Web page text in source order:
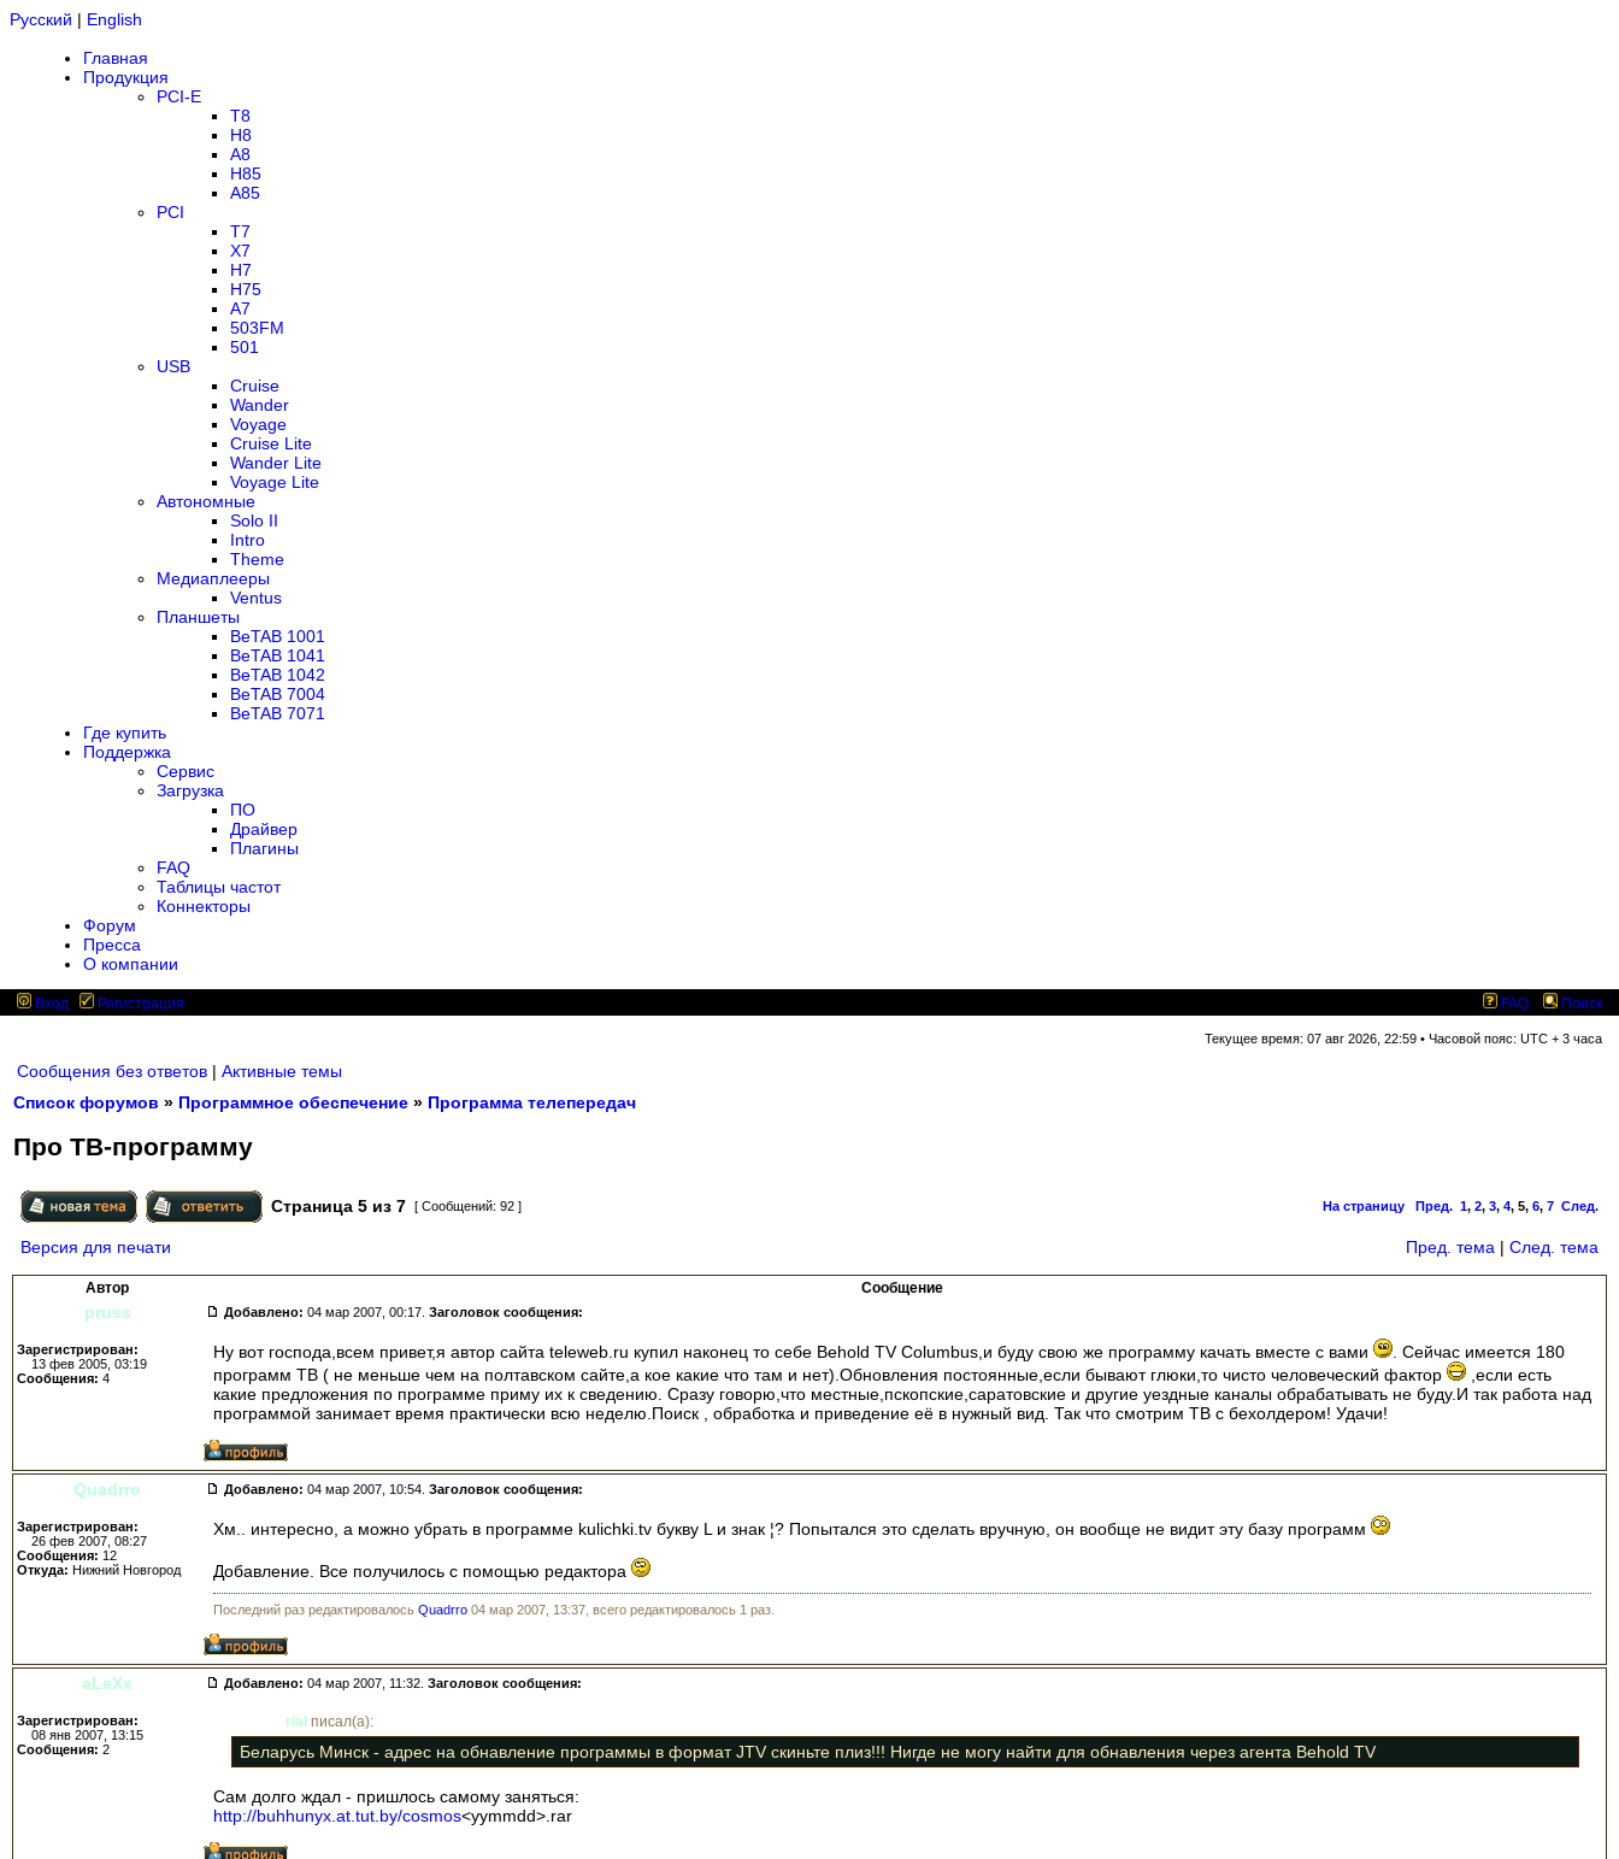
Русский | English
Главная
Продукция
PCI-E
T8
H8
A8
H85
A85
PCI
T7
X7
H7
H75
A7
503FM
501
USB
Cruise
Wander
Voyage
Cruise Lite
Wander Lite
Voyage Lite
Автономные
Solo II
Intro
Theme
Медиаплееры
Ventus
Планшеты
BeTAB 1001
BeTAB 1041
BeTAB 1042
BeTAB 7004
BeTAB 7071
Где купить
Поддержка
Сервис
Загрузка
ПО
Драйвер
Плагины
FAQ
Таблицы частот
Коннекторы
Форум
Пресса
О компании
Вход Регистрация FAQ Поиск
Текущее время: 07 авг 2026, 22:59 • Часовой пояс: UTC + 3 часа
Сообщения без ответов | Активные темы
Список форумов » Программное обеспечение » Программа телепередач
Про ТВ-программу
Страница 5 из 7 [ Сообщений: 92 ] На страницу Пред. 1, 2, 3, 4, 5, 6, 7 След.
Версия для печати Пред. тема | След. тема
Автор Сообщение
pruss Добавлено: 04 мар 2007, 00:17. Заголовок сообщения:
Зарегистрирован:
13 фев 2005, 03:19
Сообщения: 4
Ну вот господа,всем привет,я автор сайта teleweb.ru купил наконец то себе Behold TV Columbus,и буду свою же программу качать вместе с вами
. Сейчас имеется 180
программ ТВ ( не меньше чем на полтавском сайте,а кое какие что там и нет).Обновления постоянные,если бывают глюки,то чисто человеческий фактор
,если есть
какие предложения по программе приму их к сведению. Сразу говорю,что местные,пскопские,саратовские и другие уездные каналы обрабатывать не буду.И так работа над
программой занимает время практически всю неделю.Поиск , обработка и приведение её в нужный вид. Так что смотрим ТВ с бехолдером! Удачи!
Quadrro Добавлено: 04 мар 2007, 10:54. Заголовок сообщения:
Зарегистрирован:
26 фев 2007, 08:27
Сообщения: 12
Откуда: Нижний Новгород
Хм.. интересно, а можно убрать в программе kulichki.tv букву L и знак ¦? Попытался это сделать вручную, он вообще не видит эту базу программ
Добавление. Все получилось с помощью редактора
Последний раз редактировалось Quadrro 04 мар 2007, 13:37, всего редактировалось 1 раз.
aLeXx Добавлено: 04 мар 2007, 11:32. Заголовок сообщения:
Зарегистрирован:
08 янв 2007, 13:15
Сообщения: 2
rial писал(а):
Беларусь Минск - адрес на обнавление программы в формат JTV скиньте плиз!!! Нигде не могу найти для обнавления через агента Behold TV
Сам долго ждал - пришлось самому заняться:
http://buhhunyx.at.tut.by/cosmos<yymmdd>.rar